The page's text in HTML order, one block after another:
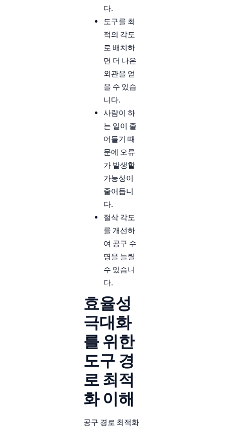
다.
도구를 최
적의 각도
로 배치하
면 더 나은
외관을 얻
을 수 있습
니다.
사람이 하
는 일이 줄
어들기 때
문에 오류
가 발생할
가능성이
줄어듭니
다.
절삭 각도
를 개선하
여 공구 수
명을 늘릴
수 있습니
다.
효율성
극대화
를 위한
도구 경
로 최적
화 이해
공구 경로 최적화